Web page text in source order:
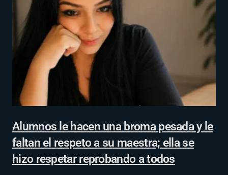
Alumnos le hacen una broma pesada y le
faltan el respeto a su maestra; ella se
hizo respetar reprobando a todos